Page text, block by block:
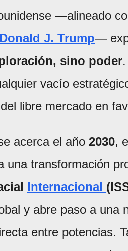
—alineado
Donald J. Trump—
sino poder
vacío
libre mercado en
acerca el año 2030,
una transformación
Internacional
y abre paso a una
entre potencias.